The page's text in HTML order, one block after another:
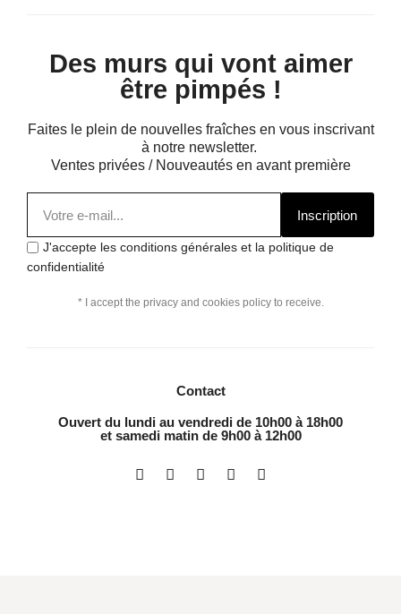
Des murs qui vont aimer
être pimpés !
Faites le plein de nouvelles fraîches en vous inscrivant
à notre newsletter.
Ventes privées / Nouveautés en avant première
Inscription
J'accepte les conditions générales et la politique de
confidentialité
* I accept the privacy and cookies policy to receive.
Contact
Ouvert du lundi au vendredi de 10h00 à 18h00
et samedi matin de 9h00 à 12h00